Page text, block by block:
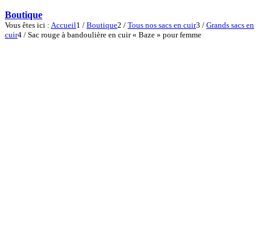
Boutique
Vous êtes ici : Accueil1 / Boutique2 / Tous nos sacs en cuir3 / Grands sacs en
cuir4 / Sac rouge à bandoulière en cuir « Baze » pour femme